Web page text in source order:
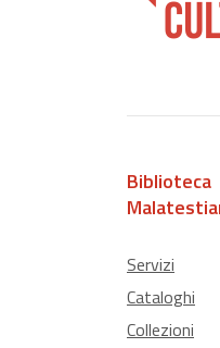
Biblioteca
Servizi
Cataloghi
Collezioni